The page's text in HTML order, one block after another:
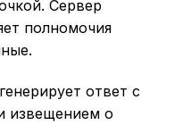
Сервер
полномочия
ответ с
извещением о